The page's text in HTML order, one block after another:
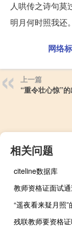
人哄传之诗句莫
明月何时照我还
网络
上一篇
“重令壮心惊”
相关问题
citeline数据库
“遥夜看来疑月照